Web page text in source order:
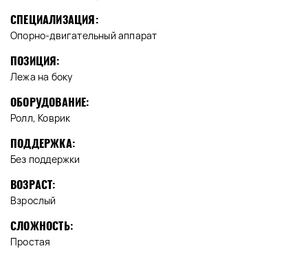
СПЕЦИАЛИЗАЦИЯ:
Опорно-двигательный аппарат
ПОЗИЦИЯ:
Лежа на боку
ОБОРУДОВАНИЕ:
Ролл, Коврик
ПОДДЕРЖКА:
Без поддержки
ВОЗРАСТ:
Взрослый
СЛОЖНОСТЬ:
Простая